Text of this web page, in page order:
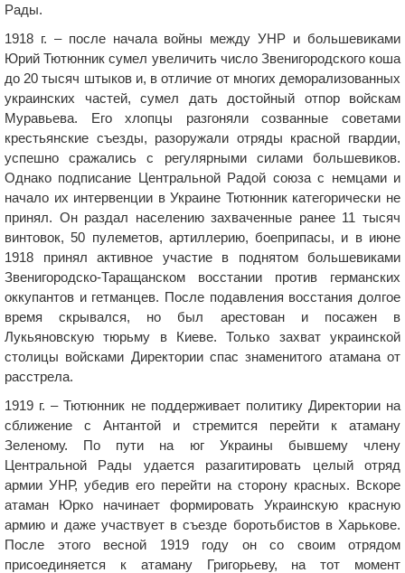
Рады.
1918 г. – после начала войны между УНР и большевиками
Юрий Тютюнник сумел увеличить число Звенигородского коша
до 20 тысяч штыков и, в отличие от многих деморализованных
украинских частей, сумел дать достойный отпор войскам
Муравьева. Его хлопцы разгоняли созванные советами
крестьянские съезды, разоружали отряды красной гвардии,
успешно сражались с регулярными силами большевиков.
Однако подписание Центральной Радой союза с немцами и
начало их интервенции в Украине Тютюнник категорически не
принял. Он раздал населению захваченные ранее 11 тысяч
винтовок, 50 пулеметов, артиллерию, боеприпасы, и в июне
1918 принял активное участие в поднятом большевиками
Звенигородско-Таращанском восстании против германских
оккупантов и гетманцев. После подавления восстания долгое
время скрывался, но был арестован и посажен в
Лукьяновскую тюрьму в Киеве. Только захват украинской
столицы войсками Директории спас знаменитого атамана от
расстрела.
1919 г. – Тютюнник не поддерживает политику Директории на
сближение с Антантой и стремится перейти к атаману
Зеленому. По пути на юг Украины бывшему члену
Центральной Рады удается разагитировать целый отряд
армии УНР, убедив его перейти на сторону красных. Вскоре
атаман Юрко начинает формировать Украинскую красную
армию и даже участвует в съезде боротьбистов в Харькове.
После этого весной 1919 году он со своим отрядом
присоединяется к атаману Григорьеву, на тот момент